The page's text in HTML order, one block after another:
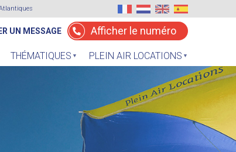
UN MESSAGE Afficher le numéro
THÉMATIQUES PLEIN AIR LOCATIONS